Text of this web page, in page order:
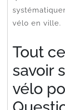
vélo en ville.
Tout
savoir
vélo